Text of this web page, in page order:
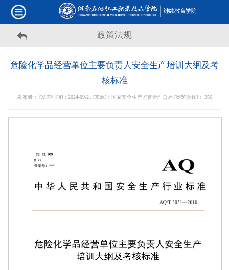
政策法规
危险化学品经营单位主要负责人安全生产培训大纲及考
核标准
发布者： [发表时间]：2024-09-21 [来源]：国家安全生产监督管理总局 [浏览次数]： 356